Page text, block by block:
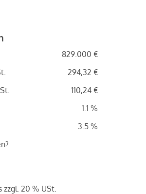
829.000 €
294,32 €
110,24 €
1.1 %
3.5 %
20 % USt.